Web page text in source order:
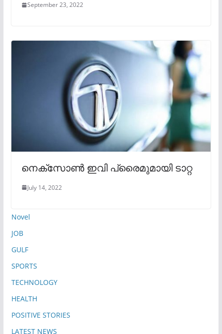
September 23, 2022
നെക്സോൺ ഇവി പ്രൈമുമായി ടാറ്റ
July 14, 2022
Novel
JOB
GULF
SPORTS
TECHNOLOGY
HEALTH
POSITIVE STORIES
LATEST NEWS